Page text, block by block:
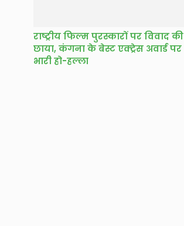
राष्ट्रीय फिल्म पुरस्कारों पर विवाद की
छाया, कंगना के बेस्ट एक्ट्रेस अवार्ड पर
भारी हो-हल्ला